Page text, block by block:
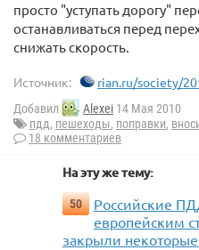
просто "уступать дорогу"
останавливаться перед
снижать скорость.
Источник: rian.ru/society/
Добавил Alexei 14 Мая 2010
пдд, пешеходы, поправки,
18 комментариев
На эту же тему:
50
Российские
европейским
закрыли